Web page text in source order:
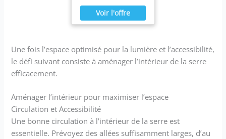
Une fois l’espace optimisé pour la lumière et l’accessibilité,
le défi suivant consiste à aménager l’intérieur de la serre
efficacement.
Aménager l’intérieur pour maximiser l’espace
Circulation et Accessibilité
Une bonne circulation à l’intérieur de la serre est
essentielle. Prévoyez des allées suffisamment larges, d’au